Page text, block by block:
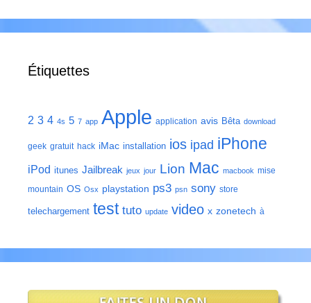
Étiquettes
2 3 4 4s 5 7 app Apple application avis Bêta download
geek gratuit hack iMac installation ios ipad iPhone
iPod itunes Jailbreak jeux jour Lion Mac macbook mise
mountain OS Osx playstation ps3 psn sony store
telechargement test tuto update video x zonetech à